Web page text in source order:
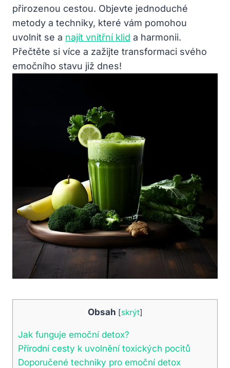
přirozenou cestou. Objevte jednoduché
metody a techniky, ⁢které ⁢vám pomohou⁤
uvolnit​ se ⁣a najít vnitřní klid ⁣a harmonii.
Přečtěte si více a zažijte transformaci svého
emočního stavu již dnes!
Obsah [skrýt]
Jak funguje emoční detox?
Přírodní cesty k uvolnění toxických pocitů
Doporučené techniky pro emoční detox